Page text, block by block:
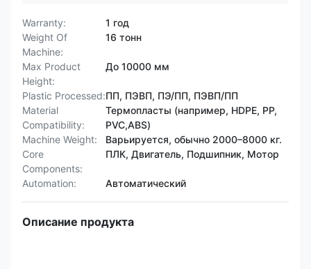
Warranty:
1 год
Weight Of
Machine:
16 тонн
Max Product
Height:
До 10000 мм
Plastic Processed:ПП, ПЭВП, ПЭ/ПП, ПЭВП/ПП
Material
Compatibility:
Термопласты (например, HDPE, PP,
PVC,ABS)
Machine Weight:
Варьируется, обычно 2000–8000 кг.
Core
Components:
ПЛК, Двигатель, Подшипник, Мотор
Automation: Автоматический
Описание продукта